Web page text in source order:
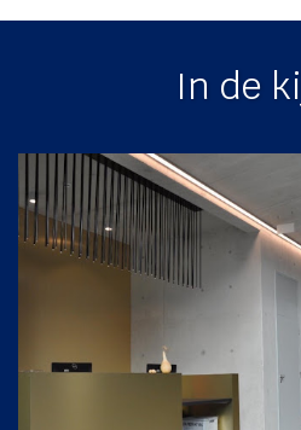
In de